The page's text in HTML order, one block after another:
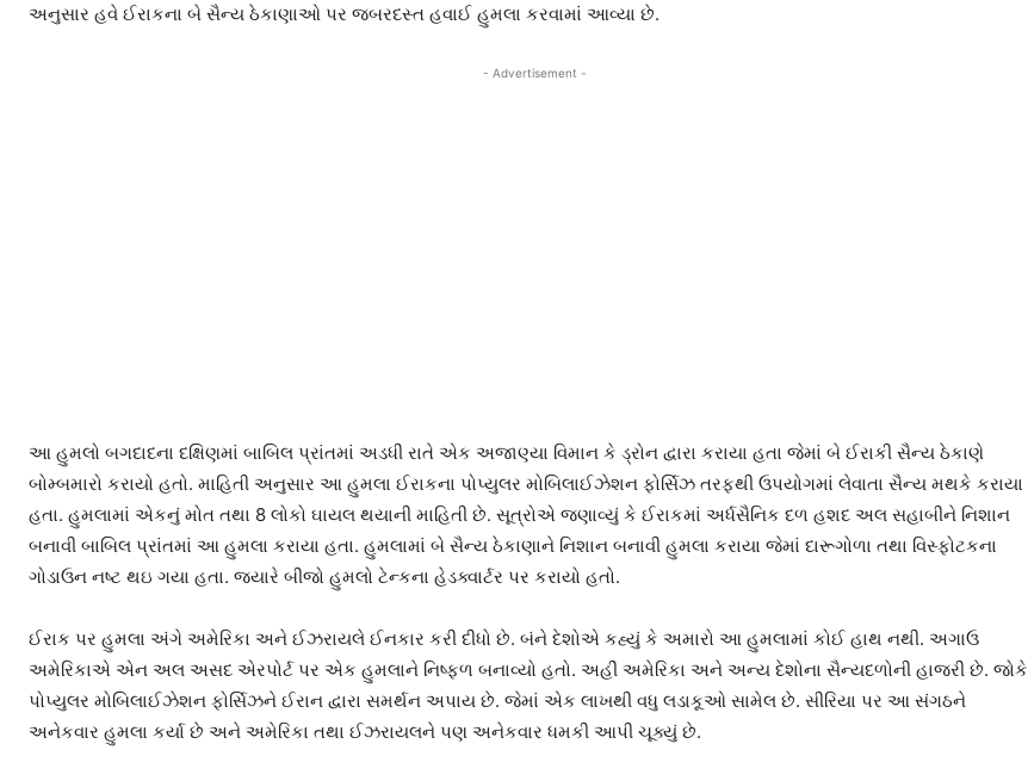
અનુસાર હવે ઈરાકના બે સૈન્ય ઠેકાણાઓ પર જબરદસ્ત હવાઈ હુમલા કરવામાં આવ્યા છે.
- Advertisement -
આ હુમલો બગદાદના દક્ષિણમાં બાબિલ પ્રાંતમાં અડધી રાતે એક અજાણ્યા વિમાન કે ડ્રોન દ્વારા કરાયા હતા જેમાં બે ઈરાકી સૈન્ય ઠેકાણે
બોમ્બમારો કરાયો હતો. માહિતી અનુસાર આ હુમલા ઈરાકના પોપ્યુલર મોબિલાઈઝેશન ફોર્સિઝ તરફથી ઉપયોગમાં લેવાતા સૈન્ય મથકે કરાયા
હતા. હુમલામાં એકનું મોત તથા 8 લોકો ઘાયલ થયાની માહિતી છે. સૂત્રોએ જણાવ્યું કે ઈરાકમાં અર્ધસૈનિક દળ હશદ અલ સહાબીને નિશાન
બનાવી બાબિલ પ્રાંતમાં આ હુમલા કરાયા હતા. હુમલામાં બે સૈન્ય ઠેકાણાને નિશાન બનાવી હુમલા કરાયા જેમાં દારૂગોળા તથા વિસ્ફોટકના
ગોડાઉન નષ્ટ થઇ ગયા હતા. જ્યારે બીજો હુમલો ટેન્કના હેડક્વાર્ટર પર કરાયો હતો.
ઈરાક પર હુમલા અંગે અમેરિકા અને ઈઝરાયલે ઈનકાર કરી દીધો છે. બંને દેશોએ કહ્યું કે અમારો આ હુમલામાં કોઈ હાથ નથી. અગાઉ
અમેરિકાએ એન અલ અસદ એરપોર્ટ પર એક હુમલાને નિષ્ફળ બનાવ્યો હતો. અહીં અમેરિકા અને અન્ય દેશોના સૈન્યદળોની હાજરી છે. જોકે
પોપ્યુલર મોબિલાઈઝેશન ફોર્સિઝને ઈરાન દ્વારા સમર્થન અપાય છે. જેમાં એક લાખથી વધુ લડાકૂઓ સામેલ છે. સીરિયા પર આ સંગઠને
અનેકવાર હુમલા કર્યા છે અને અમેરિકા તથા ઈઝરાયલને પણ અનેકવાર ધમકી આપી ચૂક્યું છે.